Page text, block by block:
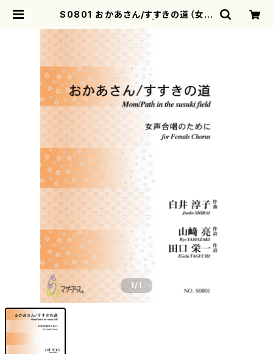
S0801 おかあさん/すすきの道（女声
th
1/1